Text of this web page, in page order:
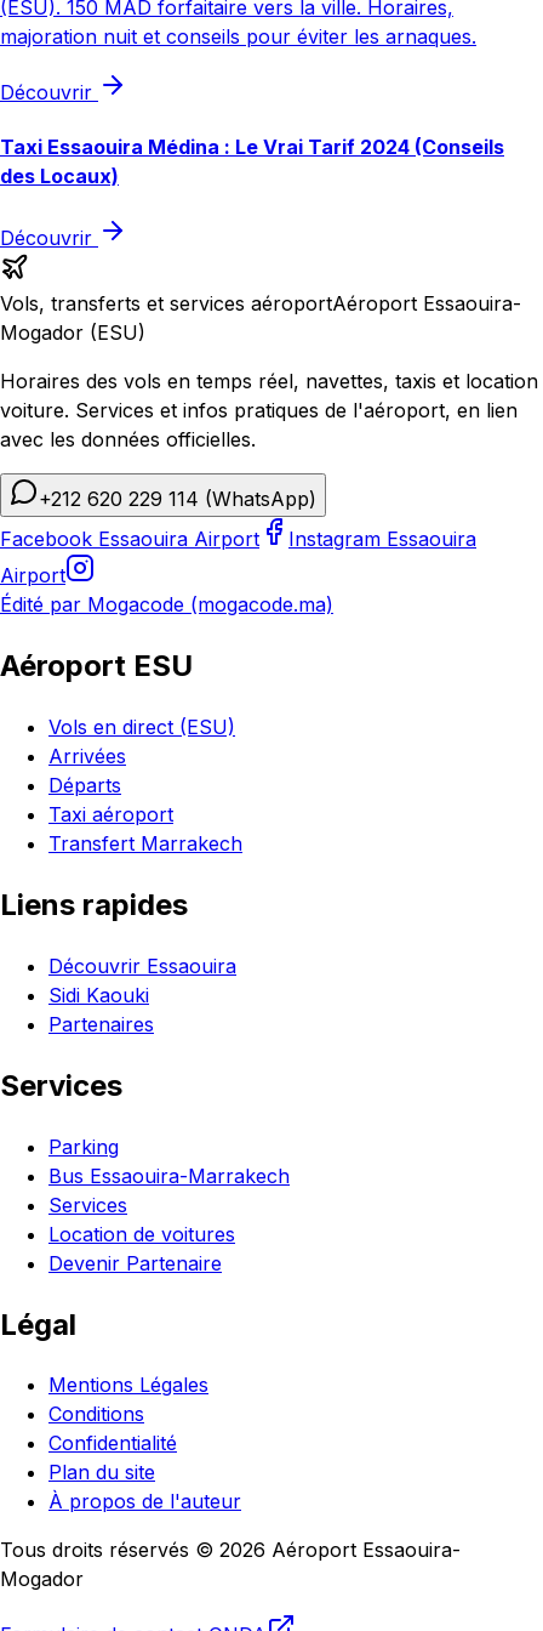
(ESU). 150 MAD forfaitaire vers la ville. Horaires,
majoration nuit et conseils pour éviter les arnaques.
Découvrir
Taxi Essaouira Médina : Le Vrai Tarif 2024 (Conseils
des Locaux)
Découvrir
Vols, transferts et services aéroportAéroport Essaouira-
Mogador (ESU)
Horaires des vols en temps réel, navettes, taxis et location
voiture. Services et infos pratiques de l'aéroport, en lien
avec les données officielles.
+212 620 229 114 (WhatsApp)
Facebook Essaouira Airport
Instagram Essaouira
Airport
Édité par Mogacode (mogacode.ma)
Aéroport ESU
Vols en direct (ESU)
Arrivées
Départs
Taxi aéroport
Transfert Marrakech
Liens rapides
Découvrir Essaouira
Sidi Kaouki
Partenaires
Services
Parking
Bus Essaouira-Marrakech
Services
Location de voitures
Devenir Partenaire
Légal
Mentions Légales
Conditions
Confidentialité
Plan du site
À propos de l'auteur
Tous droits réservés © 2026 Aéroport Essaouira-
Mogador